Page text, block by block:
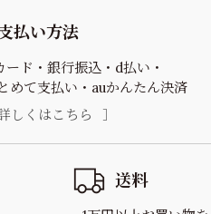
払い方法
ード 銀行振込
d払い
めて支払い
auかんたん決済
しくはこちら
送料